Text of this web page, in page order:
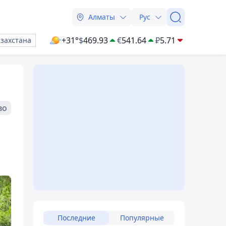
Алматы Рус
+31°$469.93 €541.64 ₽5.71
Последние Популярные